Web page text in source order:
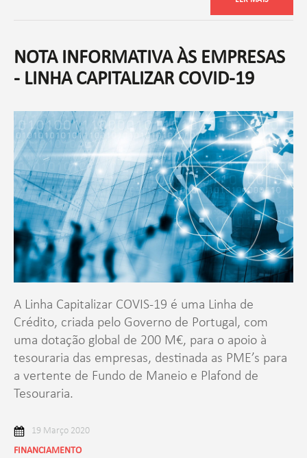
NOTA INFORMATIVA ÀS EMPRESAS
- LINHA CAPITALIZAR COVID-19
A Linha Capitalizar COVIS-19 é uma Linha de
Crédito, criada pelo Governo de Portugal, com
uma dotação global de 200 M€, para o apoio à
tesouraria das empresas, destinada as PME’s para
a vertente de Fundo de Maneio e Plafond de
Tesouraria.
19 Março 2020
FINANCIAMENTO